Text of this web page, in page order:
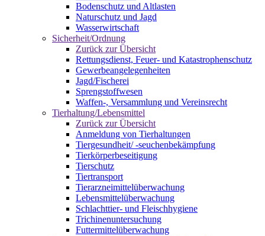
Bodenschutz und Altlasten
Naturschutz und Jagd
Wasserwirtschaft
Sicherheit/Ordnung
Zurück zur Übersicht
Rettungsdienst, Feuer- und Katastrophenschutz
Gewerbeangelegenheiten
Jagd/Fischerei
Sprengstoffwesen
Waffen-, Versammlung und Vereinsrecht
Tierhaltung/Lebensmittel
Zurück zur Übersicht
Anmeldung von Tierhaltungen
Tiergesundheit/ -seuchenbekämpfung
Tierkörperbeseitigung
Tierschutz
Tiertransport
Tierarzneimittelüberwachung
Lebensmittelüberwachung
Schlachttier- und Fleischhygiene
Trichinenuntersuchung
Futtermittelüberwachung